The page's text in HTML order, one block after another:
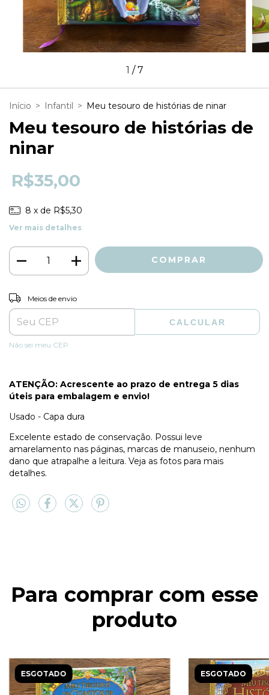
1 /7
Início > Infantil > Meu tesouro de histórias de ninar
Meu tesouro de histórias de
ninar
R$35,00
8 x de R$5,30
Ver mais detalhes
Entregas para o CEP:
Meios de envio
CALCULAR
Não sei meu CEP
ATENÇÃO: Acrescente ao prazo de entrega 5 dias
úteis para embalagem e envio!
Usado - Capa dura
Excelente estado de conservação. Possui leve
amarelamento nas páginas, marcas de manuseio, nenhum
dano que atrapalhe a leitura. Veja as fotos para mais
detalhes.
Para comprar com esse
produto
ESGOTADO ESGOTADO